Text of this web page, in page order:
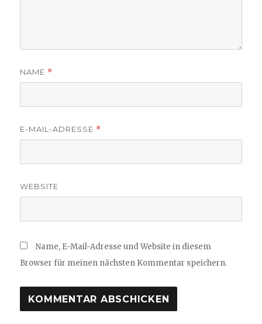
NAME *
E-MAIL-ADRESSE *
WEBSITE
Name, E-Mail-Adresse und Website in diesem
Browser für meinen nächsten Kommentar speichern.